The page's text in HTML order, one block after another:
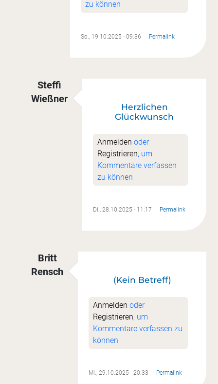
zu können
So., 19.10.2025 - 09:36 Permalink
Steffi
Wießner
Mein erstes Ufo ist fertig,
Herzlichen
Glückwunsch
Anmelden oder
Registrieren, um
Kommentare verfassen
zu können
Di., 28.10.2025 - 11:17 Permalink
Britt
Rensch
Mein erstes Ufo ist fertig,
(Kein Betreff)
Anmelden oder
Registrieren, um
Kommentare verfassen zu
können
Mi., 29.10.2025 - 20:33 Permalink